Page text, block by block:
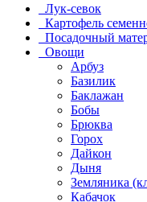
Лук-севок
Картофель
Посадочный
Овощи
Арбуз
Базилик
Баклажан
Бобы
Брюква
Горох
Дайкон
Дыня
Земляника
Кабачок